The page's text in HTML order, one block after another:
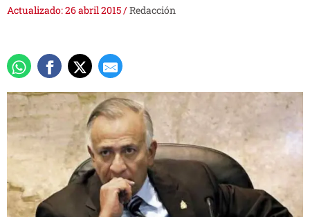
Actualizado: 26 abril 2015/Redacción